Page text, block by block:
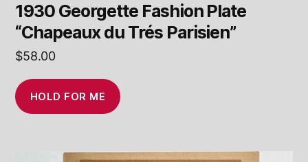
1930 Georgette Fashion Plate
“Chapeaux du Trés Parisien”
$58.00
HOLD FOR ME